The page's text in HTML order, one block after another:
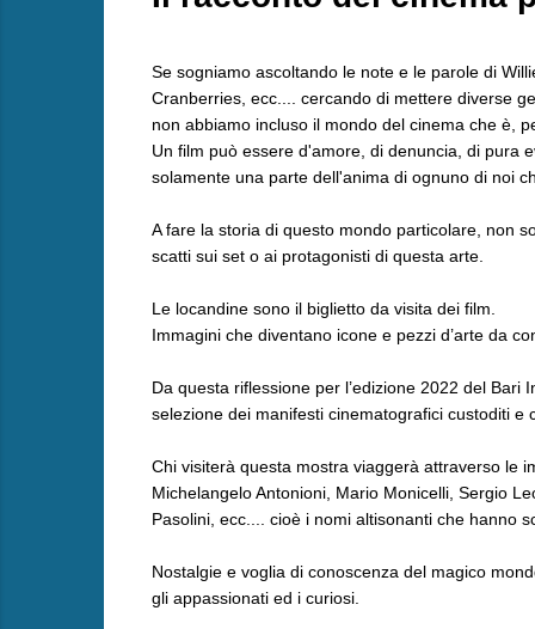
Se sogniamo ascoltando le note e le parole di
Cranberries, ecc.... cercando di mettere diverse
non abbiamo incluso il mondo del cinema che è,
Un film può essere d'amore, di denuncia, di pura
solamente una parte dell'anima di ognuno di noi
A fare la storia di questo mondo particolare, non
scatti sui set o ai protagonisti di questa arte.
Le locandine sono il biglietto da visita dei film.
Immagini che diventano icone e pezzi d’arte da
Da questa riflessione per l’edizione 2022 del
selezione dei manifesti cinematografici custoditi e
Chi visiterà questa mostra viaggerà attraverso le
Michelangelo Antonioni, Mario Monicelli, Sergio
Pasolini, ecc.... cioè i nomi altisonanti che hanno
Nostalgie e voglia di conoscenza del magico
gli appassionati ed i curiosi.